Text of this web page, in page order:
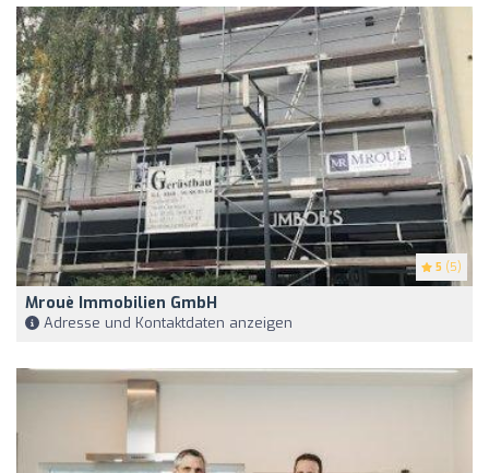
5 (5)
Mrouè Immobilien GmbH
Adresse und Kontaktdaten anzeigen